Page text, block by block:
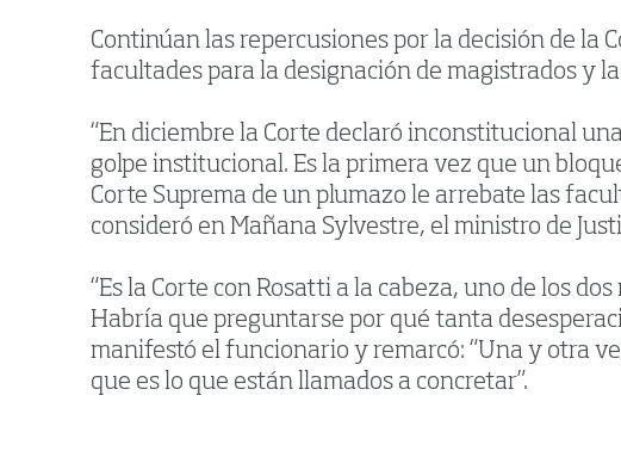
Continúan las repercusiones por la decisión de la
facultades para la designación de magistrados y
“En diciembre la Corte declaró inconstitucional
golpe institucional. Es la primera vez que un
Corte Suprema de un plumazo le arrebate las
consideró en Mañana Sylvestre, el ministro de
“Es la Corte con Rosatti a la cabeza, uno de los
Habría que preguntarse por qué tanta
manifestó el funcionario y remarcó: “Una y otra
que es lo que están llamados a concretar”.